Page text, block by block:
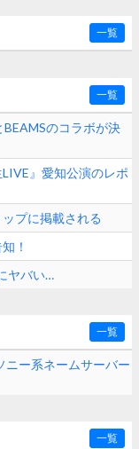
一覧
一覧
BEAMSのコラボが決
』愛知公演のレポ
プに掲載される
！
ヤバい…
一覧
ニー系ネームサーバー
一覧